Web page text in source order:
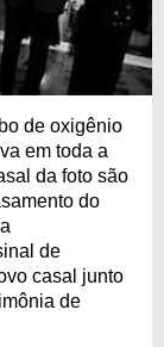
de oxigênio
em toda a
da foto são
do
de
casal junto
de